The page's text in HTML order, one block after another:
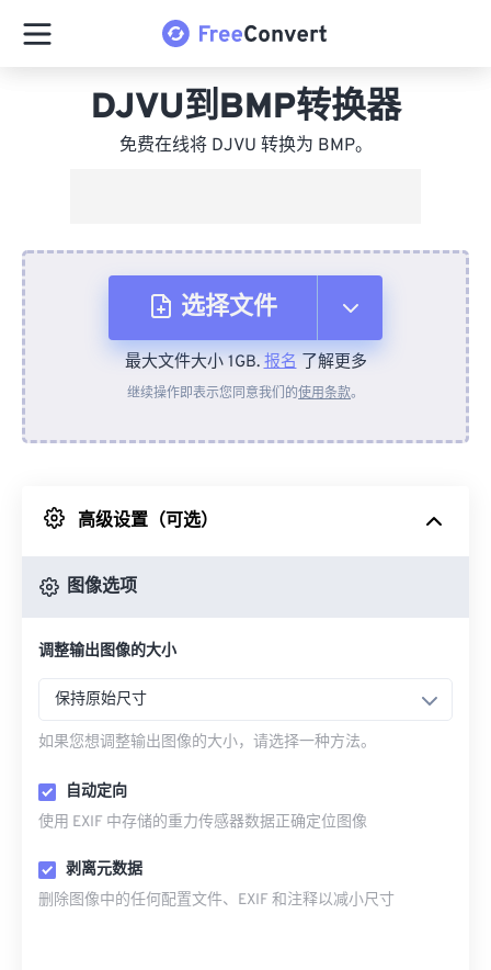
DJVU到BMP转换器
免费在线将 DJVU 转换为 BMP。
选择文件
从设备
来自 Google Drive
最大文件大小 1GB.报名了解更多
继续操作即表示您同意我们的使用条款。
高级设置（可选）
图像选项
调整输出图像的大小
保持原始尺寸
如果您想调整输出图像的大小，请选择一种方法。
自动定向
使用 EXIF 中存储的重力传感器数据正确定位图像
剥离元数据
删除图像中的任何配置文件、EXIF 和注释以减小尺寸